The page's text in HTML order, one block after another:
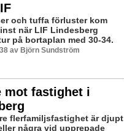
och tuffa förluster kom
när LIF Lindesberg
på bortaplan med 30-34.
av Björn Sundström
mot fastighet i
flerfamiljsfastighet är djupt
några vid upprepade